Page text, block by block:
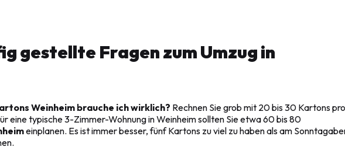
gestellte Fragen zum Umzug in
Weinheim brauche ich wirklich? Rechnen Sie grob mit 20 bis 30 Kartons pro
eine typische 3-Zimmer-Wohnung in Weinheim sollten Sie etwa 60 bis 80
einplanen. Es ist immer besser, fünf Kartons zu viel zu haben als am